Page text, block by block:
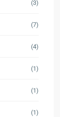
(3)
(7)
(4)
(1)
(1)
(1)